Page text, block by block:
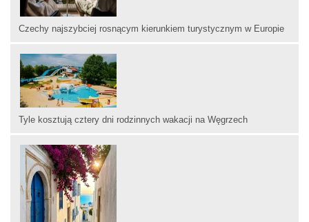
Czechy najszybciej rosnącym kierunkiem turystycznym w Europie
Tyle kosztują cztery dni rodzinnych wakacji na Węgrzech